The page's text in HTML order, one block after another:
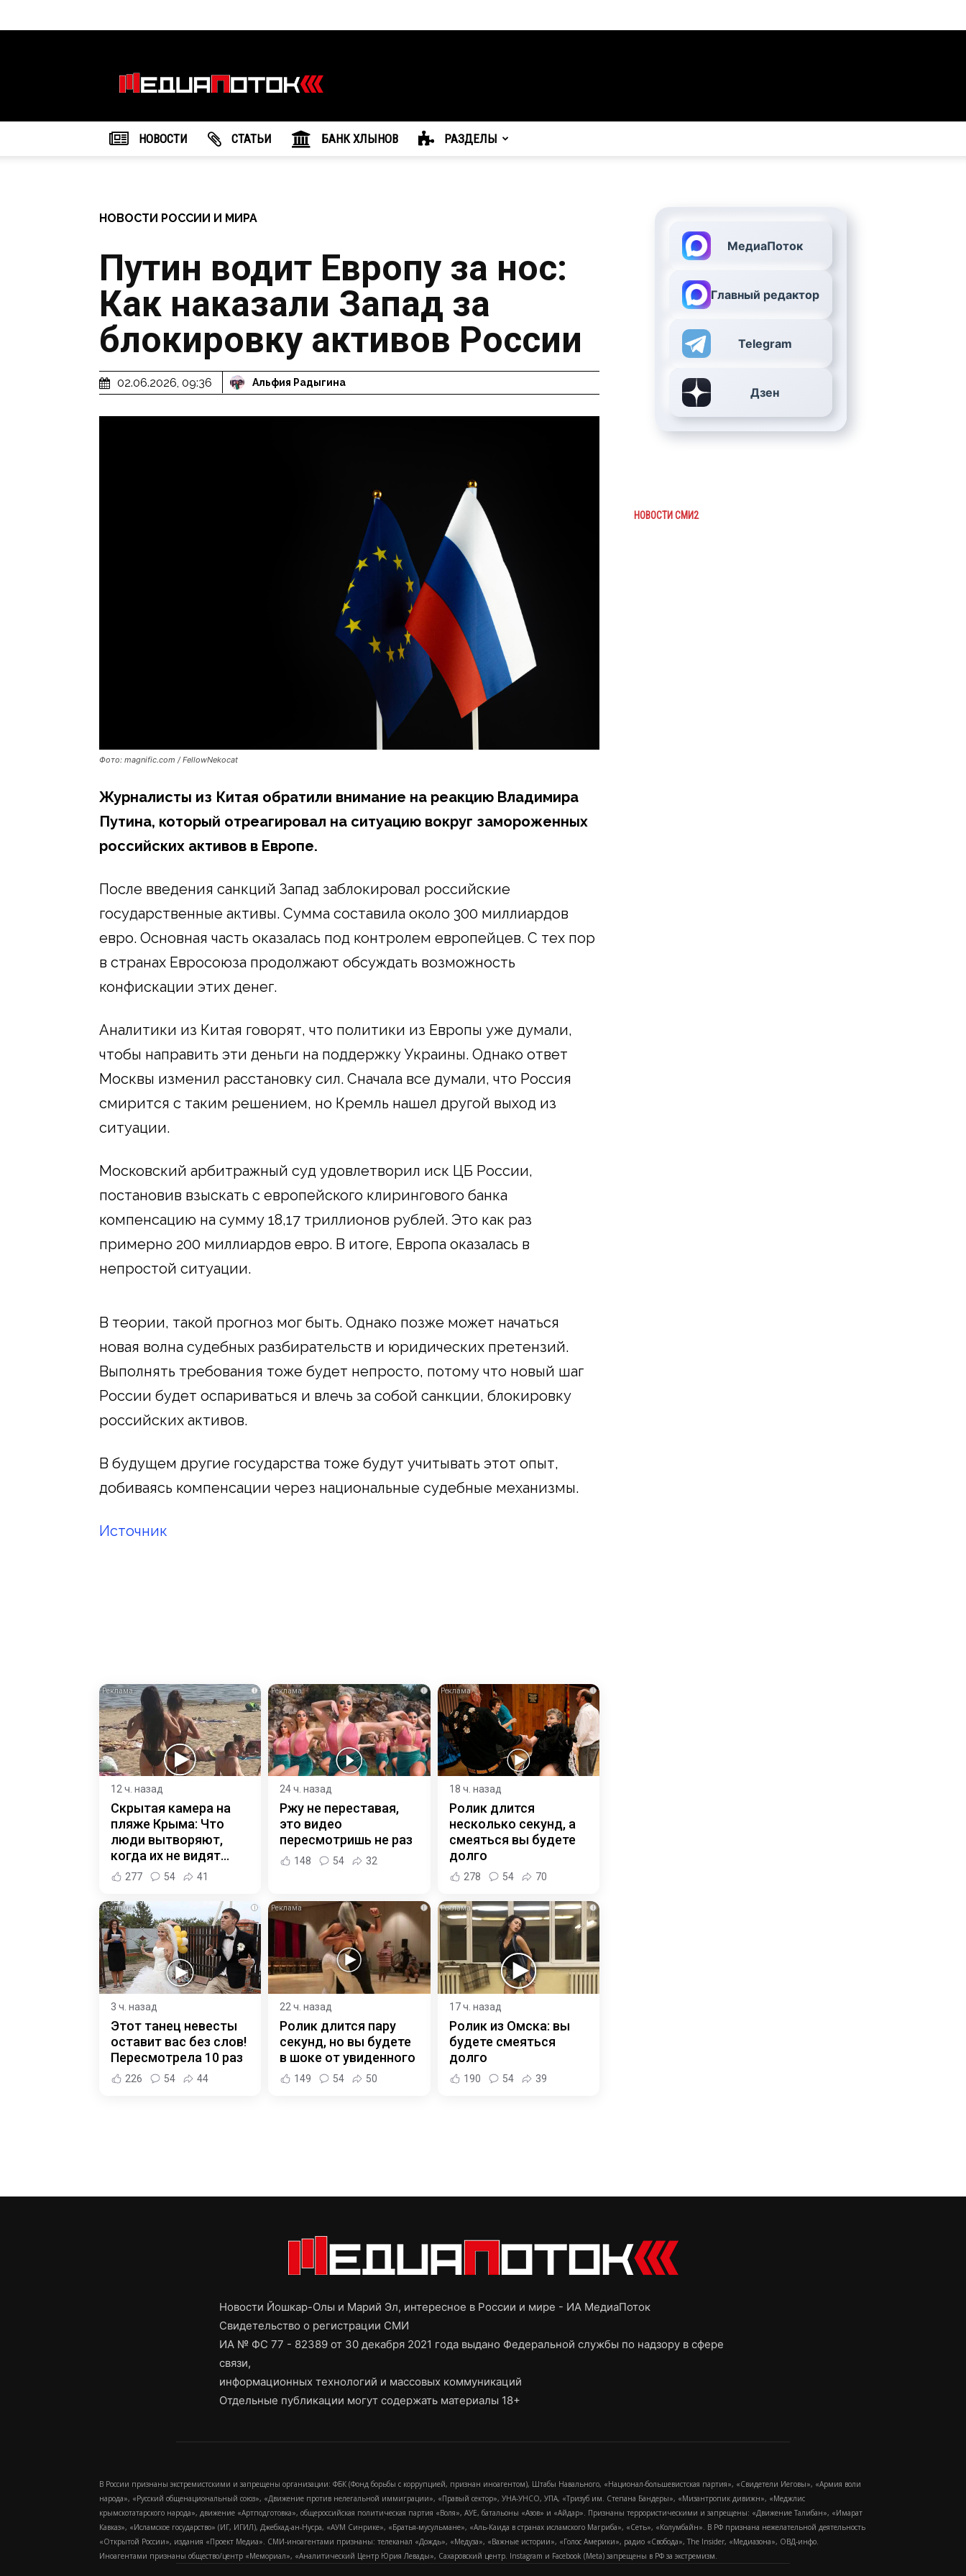
агентство
"МедиаПоток"
НОВОСТИ CТАТЬИ БАНК ХЛЫНОВ РАЗДЕЛЫ
НОВОСТИ РОССИИ И МИРА
Путин водит Европу за нос:
Как наказали Запад за
блокировку активов России
02.06.2026, 09:36 Альфия Радыгина
Фото: magnific.com / FellowNekocat
Журналисты из Китая обратили внимание на реакцию Владимира
Путина, который отреагировал на ситуацию вокруг замороженных
российских активов в Европе.
После введения санкций Запад заблокировал российские
государственные активы. Сумма составила около 300 миллиардов
евро. Основная часть оказалась под контролем европейцев. С тех пор
в странах Евросоюза продолжают обсуждать возможность
конфискации этих денег.
Аналитики из Китая говорят, что политики из Европы уже думали,
чтобы направить эти деньги на поддержку Украины. Однако ответ
Москвы изменил расстановку сил. Сначала все думали, что Россия
смирится с таким решением, но Кремль нашел другой выход из
ситуации.
Московский арбитражный суд удовлетворил иск ЦБ России,
постановив взыскать с европейского клирингового банка
компенсацию на сумму 18,17 триллионов рублей. Это как раз
примерно 200 миллиардов евро. В итоге, Европа оказалась в
непростой ситуации.
В теории, такой прогноз мог быть. Однако позже может начаться
новая волна судебных разбирательств и юридических претензий.
Выполнять требования тоже будет непросто, потому что новый шаг
России будет оспариваться и влечь за собой санкции, блокировку
российских активов.
В будущем другие государства тоже будут учитывать этот опыт,
добиваясь компенсации через национальные судебные механизмы.
Источник
i
12 ч. назад
Скрытая камера на
пляже Крыма: Что
люди вытворяют,
когда их не видят...
277 54 41
i
24 ч. назад
Ржу не переставая,
это видео
пересмотришь не раз
148 54 32
i
18 ч. назад
Ролик длится
несколько секунд, а
смеяться вы будете
долго
278 54 70
i
3 ч. назад
Этот танец невесты
оставит вас без слов!
Пересмотрела 10 раз
226 54 44
i
22 ч. назад
Ролик длится пару
секунд, но вы будете
в шоке от увиденного
149 54 50
i
17 ч. назад
Ролик из Омска: вы
будете смеяться
долго
190 54 39
МедиаПоток
Главный редактор
Telegram
Дзен
НОВОСТИ СМИ2
Новости Йошкар-Олы и Марий Эл, интересное в России и мире - ИА МедиаПоток
Свидетельство о регистрации СМИ
ИА № ФС 77 - 82389 от 30 декабря 2021 года выдано Федеральной службы по надзору в сфере
связи,
информационных технологий и массовых коммуникаций
Отдельные публикации могут содержать материалы 18+
В России признаны экстремистскими и запрещены организации: ФБК (Фонд борьбы с коррупцией, признан иноагентом), Штабы Навального, «Национал-большевистская партия», «Свидетели Иеговы», «Армия воли
народа», «Русский общенациональный союз», «Движение против нелегальной иммиграции», «Правый сектор», УНА-УНСО, УПА, «Тризуб им. Степана Бандеры», «Мизантропик дивижн», «Меджлис
крымскотатарского народа», движение «Артподготовка», общероссийская политическая партия «Воля», АУЕ, батальоны «Азов» и «Айдар». Признаны террористическими и запрещены: «Движение Талибан», «Имарат
Кавказ», «Исламское государство» (ИГ, ИГИЛ), Джебхад-ан-Нусра, «АУМ Синрике», «Братья-мусульмане», «Аль-Каида в странах исламского Магриба», «Сеть», «Колумбайн». В РФ признана нежелательной деятельность
«Открытой России», издания «Проект Медиа». СМИ-иноагентами признаны: телеканал «Дождь», «Медуза», «Важные истории», «Голос Америки», радио «Свобода», The Insider, «Медиазона», ОВД-инфо.
Иноагентами признаны общество/центр «Мемориал», «Аналитический Центр Юрия Левады», Сахаровский центр. Instagram и Facebook (Metа) запрещены в РФ за экстремизм.